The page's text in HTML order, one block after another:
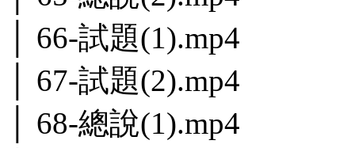
│ 66-試題(1).mp4
│ 67-試題(2).mp4
│ 68-總說(1).mp4